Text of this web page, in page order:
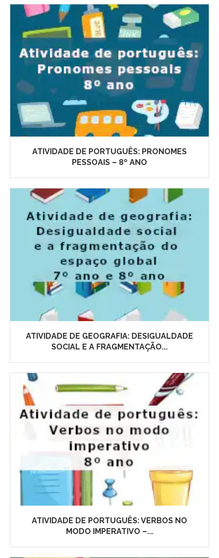
ATIVIDADE DE PORTUGUÊS: PRONOMES
PESSOAIS – 8º ANO
ATIVIDADE DE GEOGRAFIA: DESIGUALDADE
SOCIAL E A FRAGMENTAÇÃO...
ATIVIDADE DE PORTUGUÊS: VERBOS NO
MODO IMPERATIVO –...